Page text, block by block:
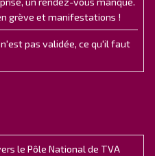
grève et manifestations !
pas validée, ce qu'il faut
le Pôle National de TVA